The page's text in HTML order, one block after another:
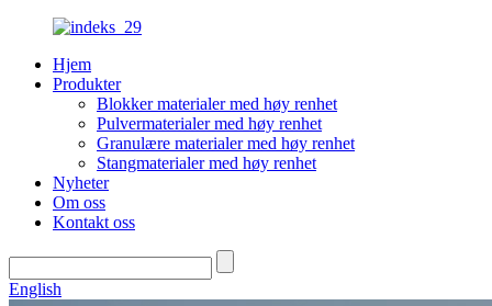
Hjem
Produkter
Blokker materialer med høy renhet
Pulvermaterialer med høy renhet
Granulære materialer med høy renhet
Stangmaterialer med høy renhet
Nyheter
Om oss
Kontakt oss
English